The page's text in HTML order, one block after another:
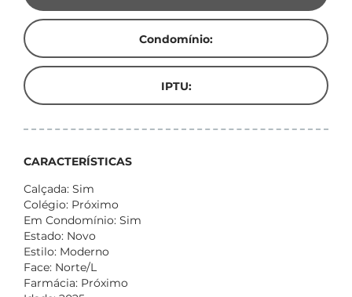
Condomínio:
IPTU:
CARACTERÍSTICAS
Calçada: Sim
Colégio: Próximo
Em Condomínio: Sim
Estado: Novo
Estilo: Moderno
Face: Norte/L
Farmácia: Próximo